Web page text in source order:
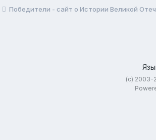
Победители - сайт о Истории Великой
(c) 2003-